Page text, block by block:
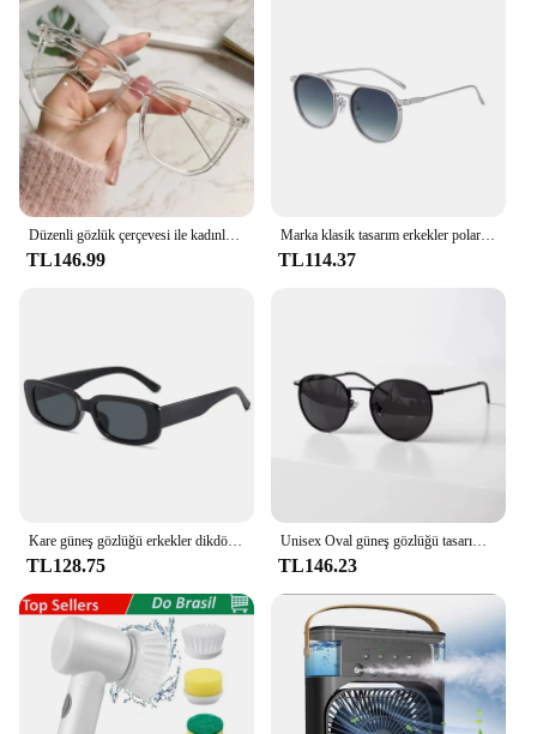
Düzenli gözlük çerçevesi ile kadınlar için Anti-mavi ışık gözlük bitmiş Retro düz ışık çerçeve
TL146.99
Marka klasik tasarım erkekler polarize ayna güneş gözlüğü sürüş balıkçılık spor gözlük erkek TR90 için gözlüğü Gafas De Sol
TL114.37
TL128.75
Unisex Oval güneş gözlüğü tasarım zarif yüksek sınıf lüks şık zenginlik zengin yüksek moda-hemen tüm brezilya gemi
TL146.23